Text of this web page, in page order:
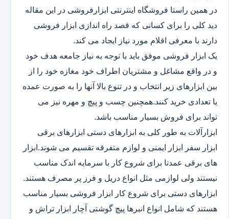
در همین راستا فروشگاه اینترنتی ابزارفروشی در این مقاله
دید کلی را برای کسانی که قصد راه اندازی ابزار فروشی
دارند با معرفی اقلام مورد نیاز ایجاد می کند.
یک ابزار فروشی موفق باید با توجه به نیاز جامعه هدف خود
و در واقع مشاغل و مشتریان اطراف خود مغازه خود را از
بین ابزارهای زیر انتخاب و در تنوع بالا آنها را به صورت عمده
یا تعدادی خرید کنند.همچنین چسب و پیچ و مهره نیز می
تواند برای فروش بسیار مناسب باشد.
ابزارآلات به طور کلی به ابزارهای دستی ابزارهای برقی
ابزار سفر ابزار ایمنی و لوازم متفرقه تقسیم می شوند.ابزار
های برقی عمدتا برای شروع کار با سرمایه اندک مناسب
نیستند ولی لوازمی مثل انواع دریل و فرز پر مصرف هستند.
ابزارهای دستی برای شروع کار ابزار فروشی بسیار مناسب
هستند که شامل انواع انبرها پیچ گوشتی آچار ابزار تراش و